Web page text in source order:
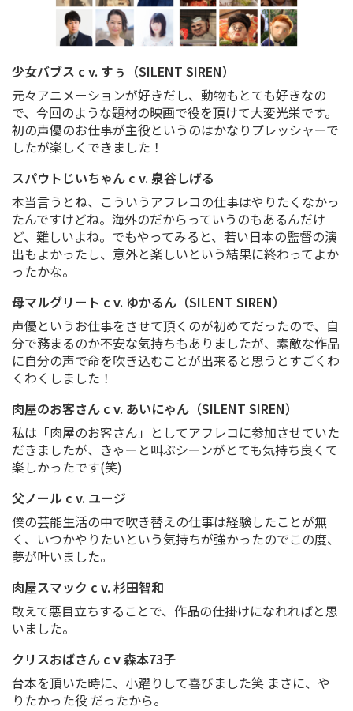
少女バブス c v. すぅ（SILENT SIREN）
元々アニメーションが好きだし、動物もとても好きなの
で、今回のような題材の映画で役を頂けて大変光栄です。
初の声優のお仕事が主役というのはかなりプレッシャーで
したが楽しくできました！
スパウトじいちゃん c v. 泉谷しげる
本当言うとね、こういうアフレコの仕事はやりたくなかっ
たんですけどね。海外のだからっていうのもあるんだけ
ど、難しいよね。でもやってみると、若い日本の監督の演
出もよかったし、意外と楽しいという結果に終わってよか
ったかな。
母マルグリート c v. ゆかるん（SILENT SIREN）
声優というお仕事をさせて頂くのが初めてだったので、自
分で務まるのか不安な気持ちもありましたが、素敵な作品
に自分の声で命を吹き込むことが出来ると思うとすごくわ
くわくしました！
肉屋のお客さん c v. あいにゃん（SILENT SIREN）
私は「肉屋のお客さん」としてアフレコに参加させていた
だきましたが、きゃーと叫ぶシーンがとても気持ち良くて
楽しかったです(笑)
父ノール c v. ユージ
僕の芸能生活の中で吹き替えの仕事は経験したことが無
く、いつかやりたいという気持ちが強かったのでこの度、
夢が叶いました。
肉屋スマック c v. 杉田智和
敢えて悪目立ちすることで、作品の仕掛けになれればと思
いました。
クリスおばさん c v 森本73子
台本を頂いた時に、小躍りして喜びました笑 まさに、や
りたかった役 だったから。